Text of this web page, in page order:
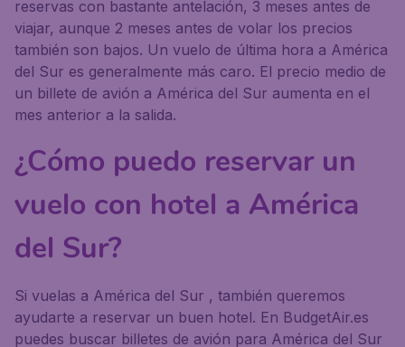
reservas con bastante antelación, 3 meses antes de
viajar, aunque 2 meses antes de volar los precios
también son bajos. Un vuelo de última hora a América
del Sur es generalmente más caro. El precio medio de
un billete de avión a América del Sur aumenta en el
mes anterior a la salida.
¿Cómo puedo reservar un
vuelo con hotel a América
del Sur?
Si vuelas a América del Sur , también queremos
ayudarte a reservar un buen hotel. En BudgetAir.es
puedes buscar billetes de avión para América del Sur